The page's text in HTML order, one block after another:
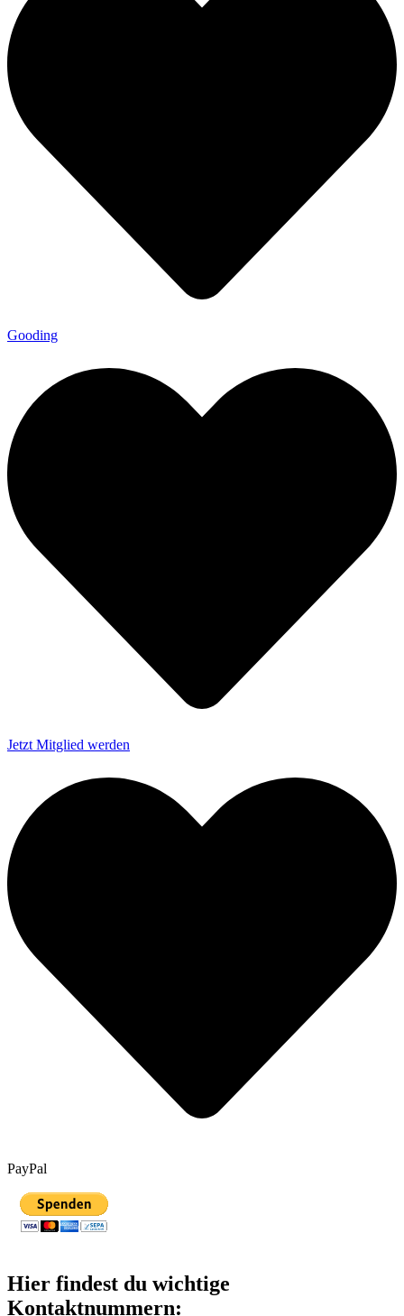
Gooding
Jetzt Mitglied werden
PayPal
Hier findest du wichtige
Kontaktnummern: